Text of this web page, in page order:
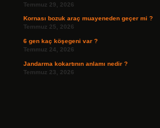
Temmuz 29, 2026
Kornası bozuk araç muayeneden geçer mi ?
Temmuz 25, 2026
6 gen kaç köşegeni var ?
Temmuz 24, 2026
Jandarma kokartının anlamı nedir ?
Temmuz 23, 2026